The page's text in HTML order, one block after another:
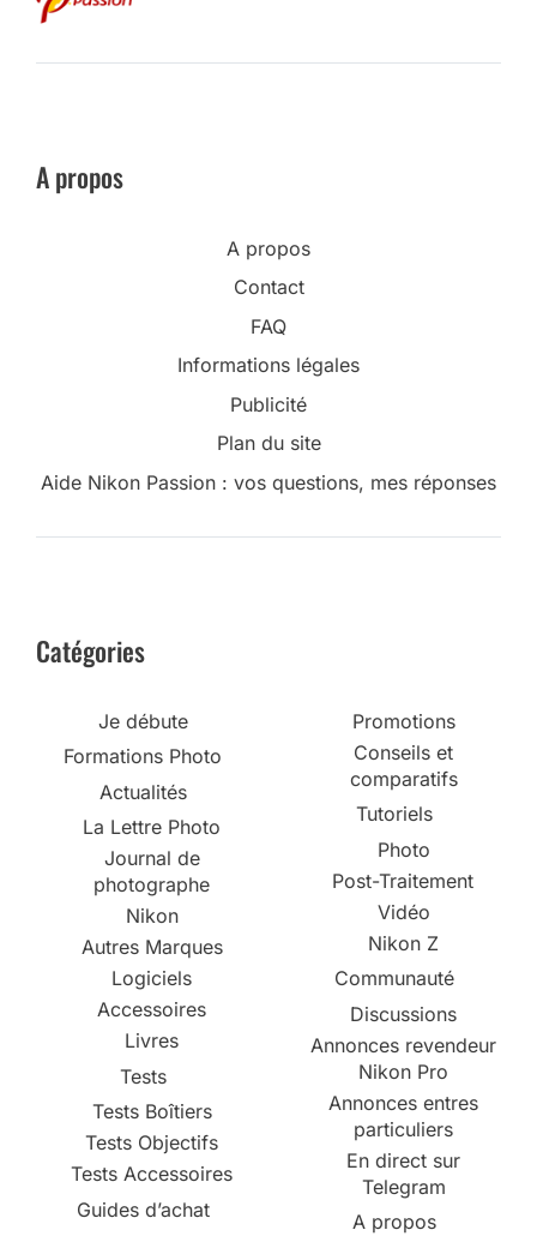
A propos
A propos
Contact
FAQ
Informations légales
Publicité
Plan du site
Aide Nikon Passion : vos questions, mes réponses
Catégories
Je débute
Formations Photo
Actualités
La Lettre Photo
Journal de
photographe
Nikon
Autres Marques
Logiciels
Accessoires
Livres
Tests
Tests Boîtiers
Tests Objectifs
Tests Accessoires
Guides d’achat
Promotions
Conseils et
comparatifs
Tutoriels
Photo
Post-Traitement
Vidéo
Nikon Z
Communauté
Discussions
Annonces revendeur
Nikon Pro
Annonces entres
particuliers
En direct sur
Telegram
A propos